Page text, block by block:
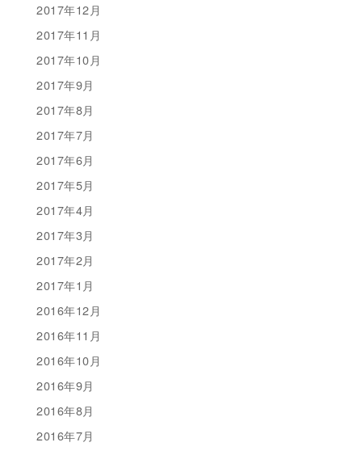
2017年12月
2017年11月
2017年10月
2017年9月
2017年8月
2017年7月
2017年6月
2017年5月
2017年4月
2017年3月
2017年2月
2017年1月
2016年12月
2016年11月
2016年10月
2016年9月
2016年8月
2016年7月